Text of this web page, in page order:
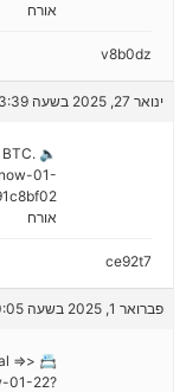
אורח
v8b0dz
ינואר 27, 2025 בשעה 3:39 pm
BTC.
01-
🔈
אורח
ce92t7
פברואר 1, 2025 בשעה 10:05 pm
=>>
01-22?